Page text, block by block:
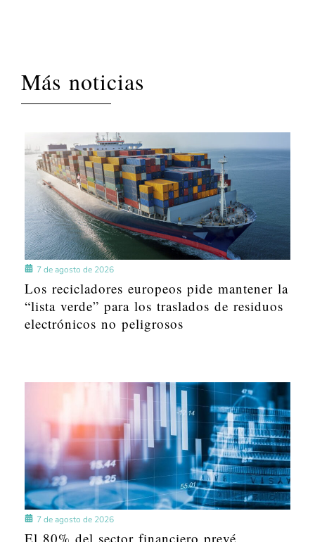
Más noticias
7 de agosto de 2026
Los recicladores europeos pide mantener la
“lista verde” para los traslados de residuos
electrónicos no peligrosos
7 de agosto de 2026
El 80% del sector financiero prevé